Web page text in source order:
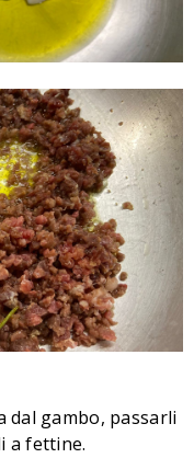
gambo, passarli
a fettine.